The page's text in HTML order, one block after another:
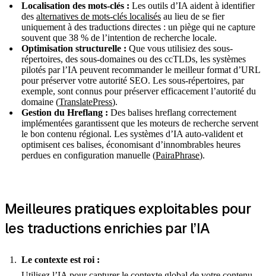
Localisation des mots-clés : Les outils d’IA aident à identifier
des alternatives de mots-clés localisés au lieu de se fier
uniquement à des traductions directes : un piège qui ne capture
souvent que 38 % de l’intention de recherche locale.
Optimisation structurelle : Que vous utilisiez des sous-
répertoires, des sous-domaines ou des ccTLDs, les systèmes
pilotés par l’IA peuvent recommander le meilleur format d’URL
pour préserver votre autorité SEO. Les sous-répertoires, par
exemple, sont connus pour préserver efficacement l’autorité du
domaine (TranslatePress).
Gestion du Hreflang : Des balises hreflang correctement
implémentées garantissent que les moteurs de recherche servent
le bon contenu régional. Les systèmes d’IA auto-valident et
optimisent ces balises, économisant d’innombrables heures
perdues en configuration manuelle (PairaPhrase).
Meilleures pratiques exploitables pour
les traductions enrichies par l’IA
Le contexte est roi :